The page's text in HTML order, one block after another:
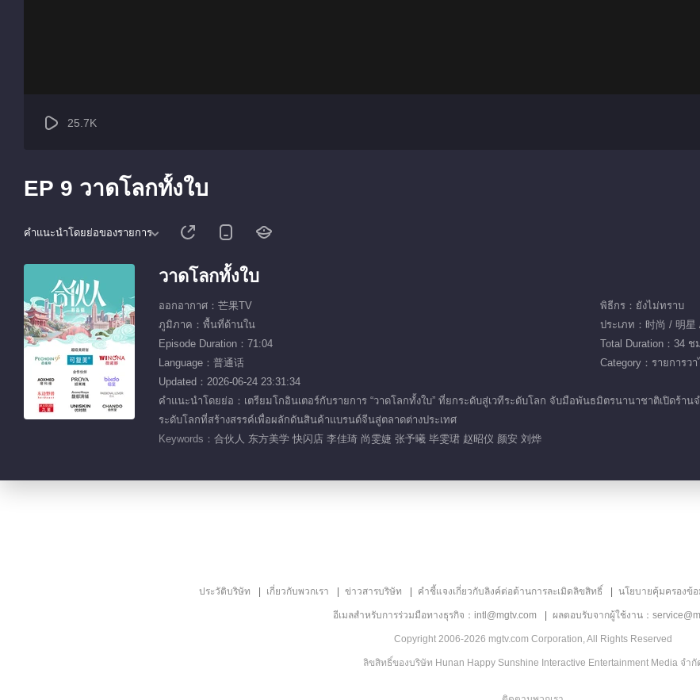
25.7K
EP 9 วาดโลกทั้งใบ
คำแนะนำโดยย่อของรายการ
วาดโลกทั้งใบ
ออกอากาศ：芒果TV
พิธีกร：ยังไม่ทราบ
ภูมิภาค：พื้นที่ด้านใน
ประเภท：时尚 / 明星
Episode Duration：71:04
Total Duration：34
Language：普通话
Category：รายการวา
Updated：2026-06-24 23:31:34
คำแนะนำโดยย่อ：เตรียมโกอินเตอร์กับรายการ “วาดโลกทั้งใบ” ที่ยกระดับสู่เวทีระดับโลก จับมือพันธมิตรนานาชาติเปิด
ระดับโลกที่สร้างสรรค์เพื่อผลักดันสินค้าแบรนด์จีนสู่ตลาดต่างประเทศ
Keywords： 合伙人 东方美学 快闪店 李佳琦 尚雯婕 张予曦 毕雯珺 赵昭仪 颜安 刘烨
ประวัติบริษัท เกี่ยวกับพวกเรา ข่าวสารบริษัท คำชี้แจงเกี่ยวกับลิงค์ต่อต้านการละเมิดลิขสิทธิ์ นโยบายคุ้มครองข้
อีเมลสำหรับการร่วมมือทางธุรกิจ：intl@mgtv.com ผลตอบรับจากผู้ใช้งาน：
Copyright 2006-2026 mgtv.com Corporation, All Rights Reserved
ลิขสิทธิ์ของบริษัท Hunan Happy Sunshine Interactive Entertainment Media จำกั